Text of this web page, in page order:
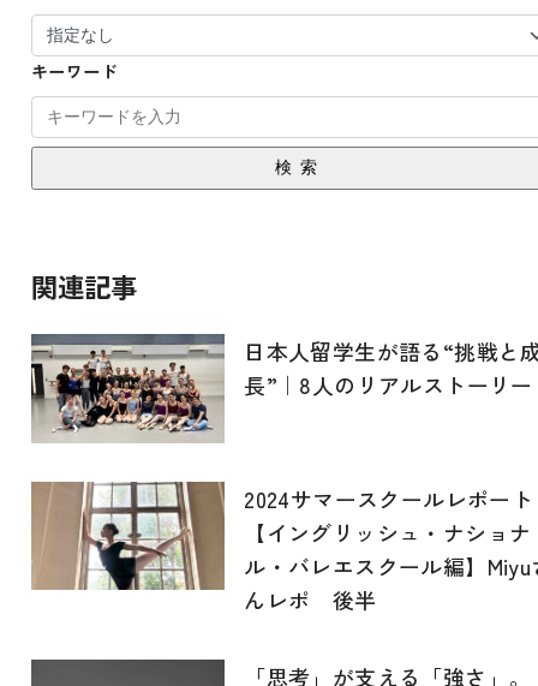
キーワード
検索
関連記事
日本人留学生が語る“挑戦と
長”｜8人のリアルストーリー
2024サマースクールレポート
【イングリッシュ・ナショナ
ル・バレエスクール編】Miyu
んレポ 後半
「思考」が支える「強さ」。